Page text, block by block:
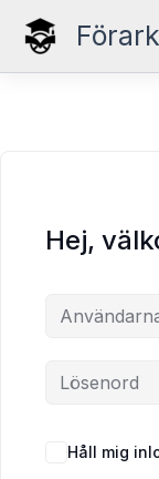
Hoppa
Hej,
Håll mig